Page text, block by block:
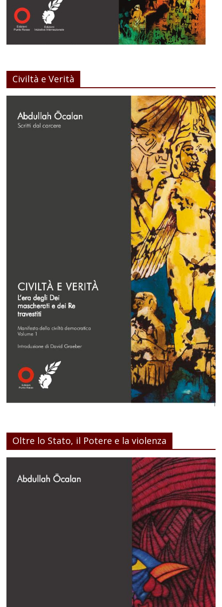
Civiltà e Verità
Oltre lo Stato, il Potere e la violenza